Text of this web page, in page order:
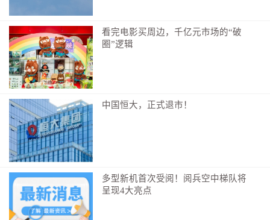
看完电影买周边，千亿元市场的“破
圈”逻辑
中国恒大，正式退市！
多型新机首次受阅！阅兵空中梯队将
呈现4大亮点